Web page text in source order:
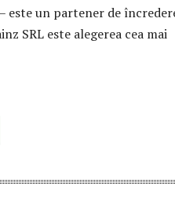
este un partener de
SRL este alegerea cea mai